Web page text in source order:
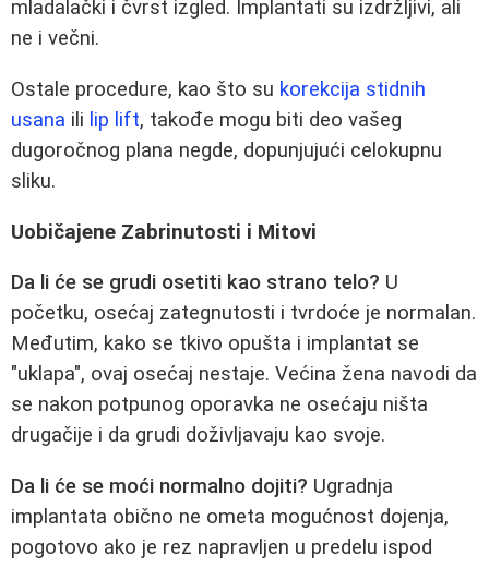
mladalački i čvrst izgled. Implantati su izdržljivi, ali
ne i večni.
Ostale procedure, kao što su korekcija stidnih
usana ili lip lift, takođe mogu biti deo vašeg
dugoročnog plana negde, dopunjujući celokupnu
sliku.
Uobičajene Zabrinutosti i Mitovi
Da li će se grudi osetiti kao strano telo? U
početku, osećaj zategnutosti i tvrdoće je normalan.
Međutim, kako se tkivo opušta i implantat se
"uklapa", ovaj osećaj nestaje. Većina žena navodi da
se nakon potpunog oporavka ne osećaju ništa
drugačije i da grudi doživljavaju kao svoje.
Da li će se moći normalno dojiti? Ugradnja
implantata obično ne ometa mogućnost dojenja,
pogotovo ako je rez napravljen u predelu ispod